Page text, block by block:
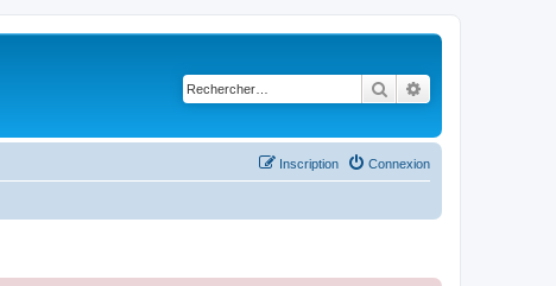
Rechercher
Connexion
Inscription